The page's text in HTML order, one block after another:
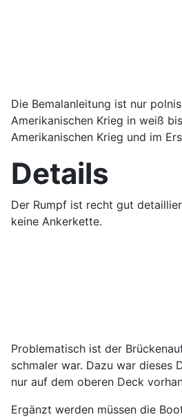
Die Bemalanleitung ist nur
Amerikanischen Krieg in weiß
Amerikanischen Krieg und im
Details
Der Rumpf ist recht gut
keine Ankerkette.
Problematisch ist der
schmaler war. Dazu war dieses
nur auf dem oberen Deck
Ergänzt werden müssen die